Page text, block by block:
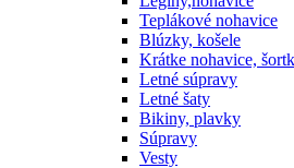
Teplákové nohavice
Blúzky, košele
Krátke nohavice,
Letné súpravy
Letné šaty
Bikiny, plavky
Súpravy
Vesty